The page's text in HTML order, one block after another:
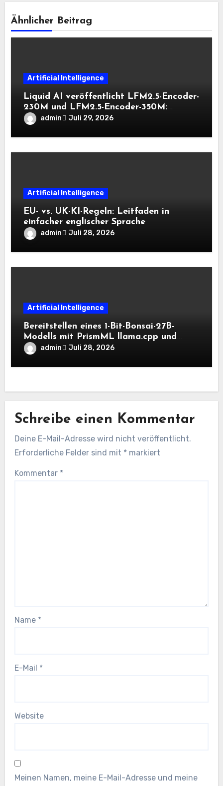
Ähnlicher Beitrag
Artificial Intelligence
Liquid AI veröffentlicht LFM2.5-Encoder-
230M und LFM2.5-Encoder-350M:
Bidirektionale Encoder, die bei 8K-
Kontext auf der CPU schnell bleiben
admin Juli 29, 2026
Artificial Intelligence
EU- vs. UK-KI-Regeln: Leitfaden in
einfacher englischer Sprache
admin Juli 28, 2026
Artificial Intelligence
Bereitstellen eines 1-Bit-Bonsai-27B-
Modells mit PrismML llama.cpp und
OpenAI-kompatiblen lokalen Inferenz-
Workflows
admin Juli 28, 2026
Schreibe einen Kommentar
Deine E-Mail-Adresse wird nicht veröffentlicht.
Erforderliche Felder sind mit * markiert
Kommentar *
Name *
E-Mail *
Website
Meinen Namen, meine E-Mail-Adresse und meine